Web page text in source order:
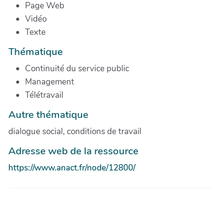
Page Web
Vidéo
Texte
Thématique
Continuité du service public
Management
Télétravail
Autre thématique
dialogue social, conditions de travail
Adresse web de la ressource
https://www.anact.fr/node/12800/